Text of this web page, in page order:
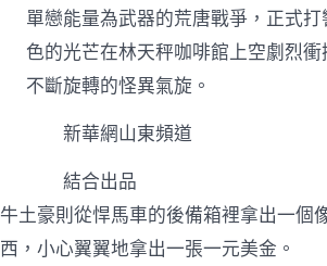
單戀能量為武器的荒唐戰爭，正式
色的光芒在林天秤咖啡館上空劇烈
不斷旋轉的怪異氣旋。
新華網山東頻道
結合出品
牛土豪則從悍馬車的後備箱裡拿出一個
西，小心翼翼地拿出一張一元美金。